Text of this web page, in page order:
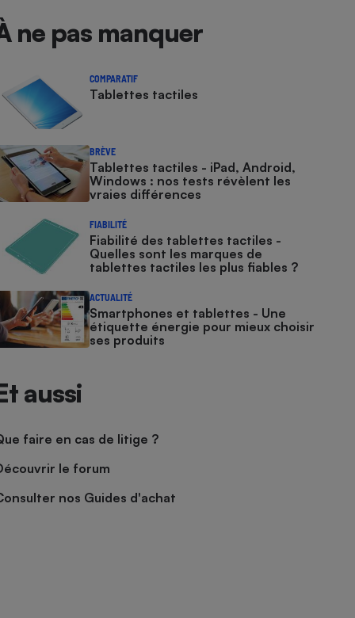
ne pas manquer
COMPARATIF
Tablettes tactiles
BRÈVE
Tablettes tactiles - iPad, Android,
Windows : nos tests révèlent les
vraies différences
FIABILITÉ
Fiabilité des tablettes tactiles -
Quelles sont les marques de
tablettes tactiles les plus fiables ?
ACTUALITÉ
Smartphones et tablettes - Une
étiquette énergie pour mieux choisir
ses produits
aussi
faire en cas de litige ?
le forum
nos Guides d'achat